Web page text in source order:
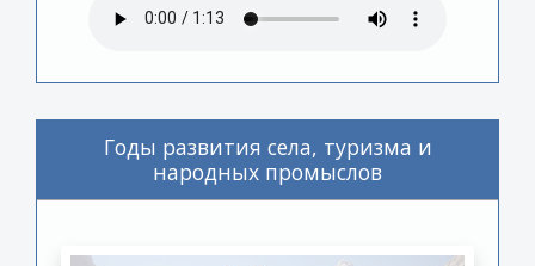
Годы развития села, туризма и
народных промыслов